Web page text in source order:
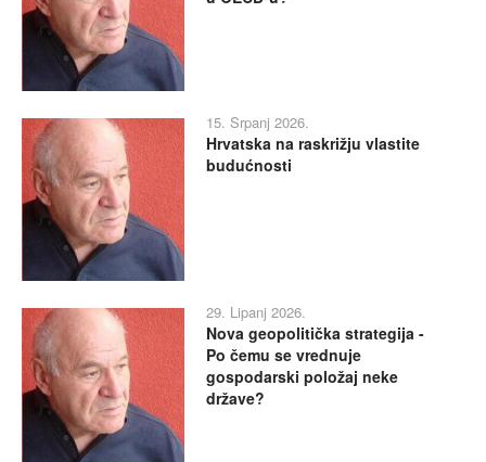
15. Srpanj 2026.
Hrvatska na raskrižju vlastite
budućnosti
29. Lipanj 2026.
Nova geopolitička strategija -
Po čemu se vrednuje
gospodarski položaj neke
države?